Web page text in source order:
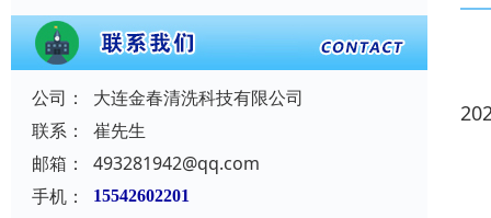
公司：
大连金春清洗科技有限公司
联系：
崔先生
邮箱：
493281942@qq.com
手机：
15542602201